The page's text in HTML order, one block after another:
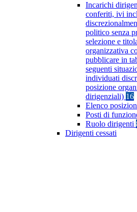
Incarichi
conferiti, ivi
politico senza
selezione e
organizzativa
pubblicare in
seguenti
individuati
posizione
dirigenziali) 16
Elenco
Posti di
Ruolo dirigenti
Dirigenti cessati